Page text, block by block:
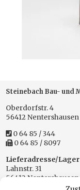
Steinebach Bau- und
Oberdorfstr. 4
56412 Nentershausen
0 64 85 / 344
0 64 85 / 8097
Lieferadresse/Lager
Lahnstr. 31
56412 Nentershausen